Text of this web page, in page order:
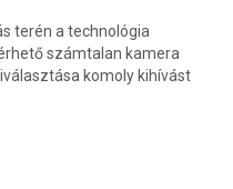
remek módja annak
kar izmait. Legyen szó
esetleg munkahelyi